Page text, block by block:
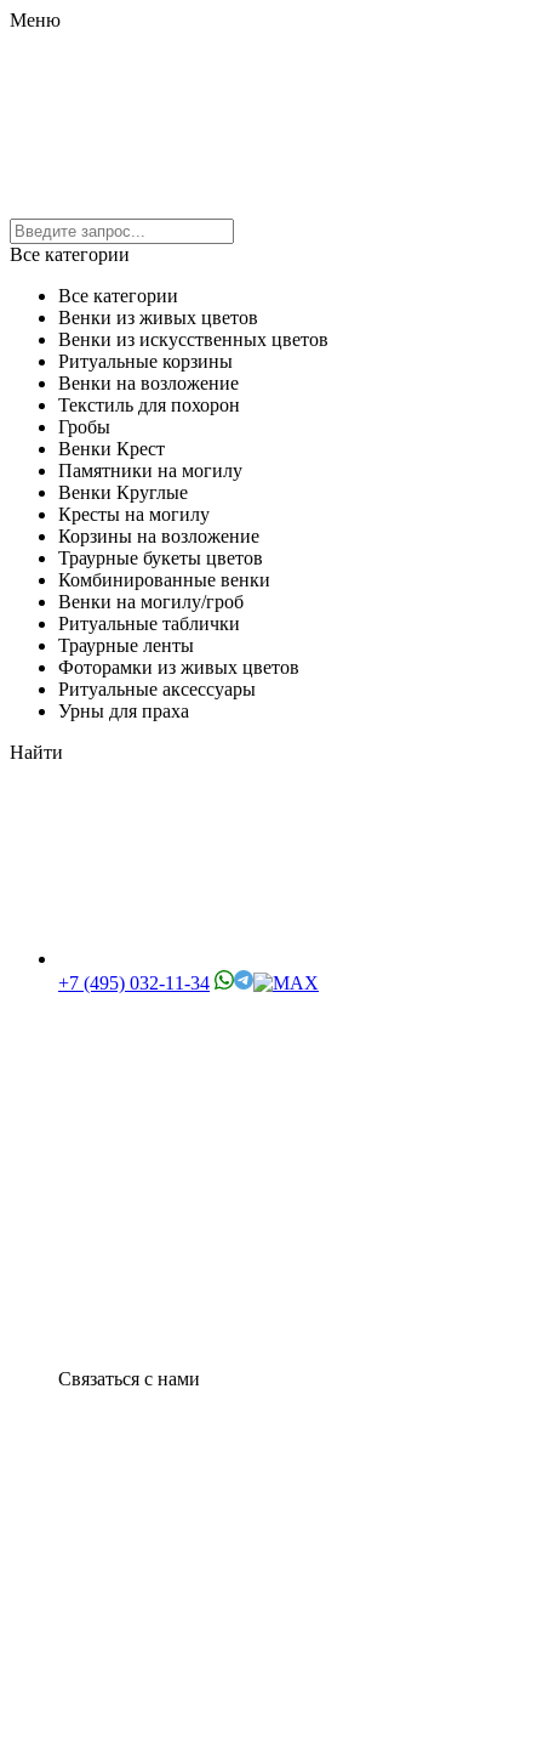
Меню
Все категории
Все категории
Венки из живых цветов
Венки из искусственных цветов
Ритуальные корзины
Венки на возложение
Текстиль для похорон
Гробы
Венки Крест
Памятники на могилу
Венки Круглые
Кресты на могилу
Корзины на возложение
Траурные букеты цветов
Комбинированные венки
Венки на могилу/гроб
Ритуальные таблички
Траурные ленты
Фоторамки из живых цветов
Ритуальные аксессуары
Урны для праха
Найти
+7 (495) 032-11-34
Связаться с нами